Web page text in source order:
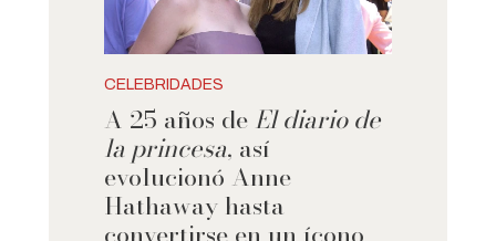
CELEBRIDADES
A 25 años de El diario de
la princesa, así
evolucionó Anne
Hathaway hasta